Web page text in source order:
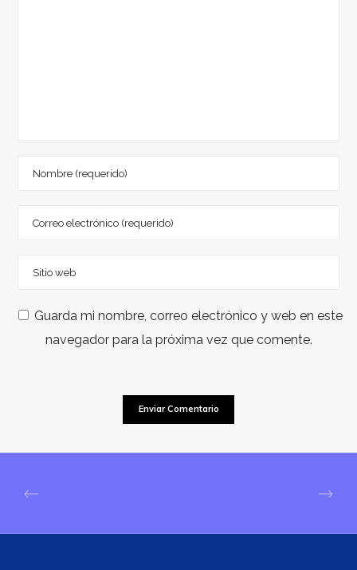
Guarda mi nombre, correo electrónico y web en este
navegador para la próxima vez que comente.